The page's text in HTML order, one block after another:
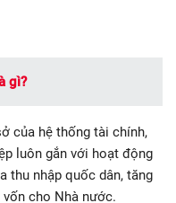
gì?
của hệ thống tài chính,
luôn gắn với hoạt động
thu nhập quốc dân, tăng
cho Nhà nước.